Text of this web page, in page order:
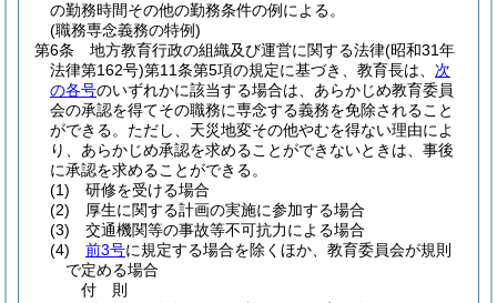
の勤務時間その他の勤務条件の例による。
(職務専念義務の特例)
第6条
地方教育行政の組織及び運営に関する法律(昭和31年
法律第162号)第11条第5項の規定に基づき、教育長は、 次
の各号のいずれかに該当する場合は、あらかじめ教育委員
会の承認を得てその職務に専念する義務を免除されること
ができる。 ただし、天災地変その他やむを得ない理由によ
り、あらかじめ承認を求めることができないときは、事後
に承認を求めることができる。
(1)
研修を受ける場合
(2)
厚生に関する計画の実施に参加する場合
(3)
交通機関等の事故等不可抗力による場合
(4)
前3号に規定する場合を除くほか、教育委員会が規則
で定める場合
付 則